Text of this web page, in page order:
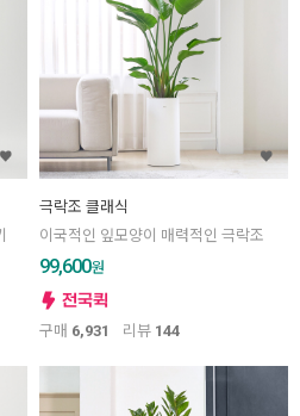
극락조 클래식
이국적인 잎모양이 매력적인 극락조
99,600원
구매 6,931 리뷰 144